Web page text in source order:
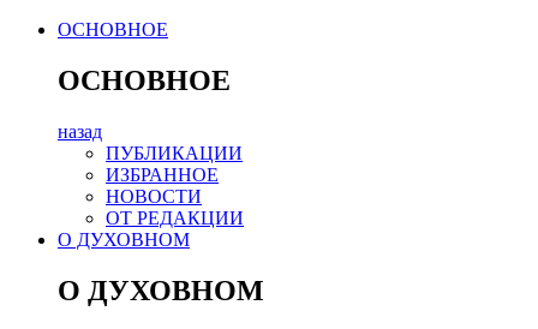
ОСНОВНОЕ
ОСНОВНОЕ
назад
ПУБЛИКАЦИИ
ИЗБРАННОЕ
НОВОСТИ
ОТ РЕДАКЦИИ
О ДУХОВНОМ
О ДУХОВНОМ